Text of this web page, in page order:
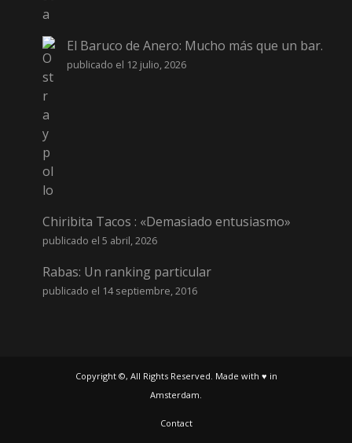
El Baruco de Anero: Mucho más que un bar.
publicado el 12 julio, 2026
Chiribita Tacos : «Demasiado entusiasmo»
publicado el 5 abril, 2026
Rabas: Un ranking particular
publicado el 14 septiembre, 2016
Copyright ©, All Rights Reserved. Made with ♥ in
Amsterdam.
Contact